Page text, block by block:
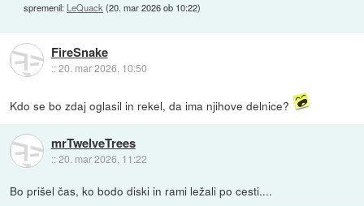
spremenil: LeQuack(20. mar 2026 ob 10:22)
FireSnake
::20. mar 2026, 10:50
Kdo se bo zdaj oglasil in rekel, da ima njihove delnice?
mrTwelveTrees
::20. mar 2026, 11:22
Bo prišel čas, ko bodo diski in rami ležali po cesti....